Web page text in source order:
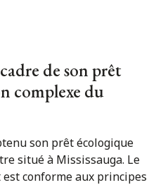
de son prêt
complexe du
son prêt écologique
situé à Mississauga. Le
est conforme aux principes